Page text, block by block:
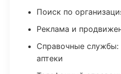
Поиск по
Реклама и
Справочные службы:
аптеки